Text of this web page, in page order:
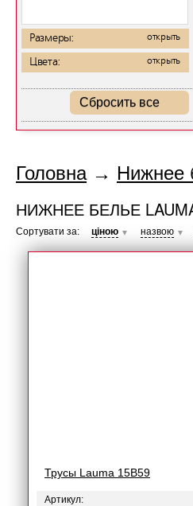
Размеры: открыть
Цвета: открыть
Сбросить все
Головна→ Нижнее
НИЖНЕЕ БЕЛЬЕ
Сортувати за: ціною ▼ назвою ▼
Трусы Lauma 15B59
Артикул: